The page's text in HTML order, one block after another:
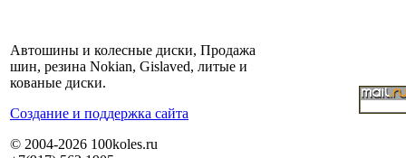
Автошины и колесные диски, Продажа
шин, резина Nokian, Gislaved, литые и
кованые диски.
Cоздание и поддержка сайта
© 2004-2026 100koles.ru